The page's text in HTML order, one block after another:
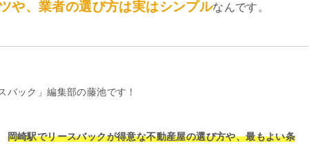
や、業者の選び方は実はシンプルなんです。
バック」編集部の藤池です！
岡崎駅でリースバックが得意な不動産屋の選び方や、最もよい条